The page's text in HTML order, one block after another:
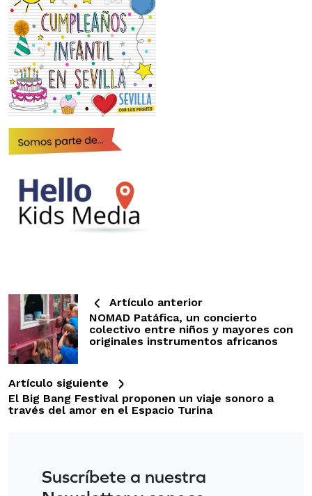
Artículo anterior
NOMAD Patáfica, un concierto
colectivo entre niños y mayores con
originales instrumentos africanos
Artículo siguiente
El Big Bang Festival proponen un viaje sonoro a
través del amor en el Espacio Turina
Suscríbete a nuestra